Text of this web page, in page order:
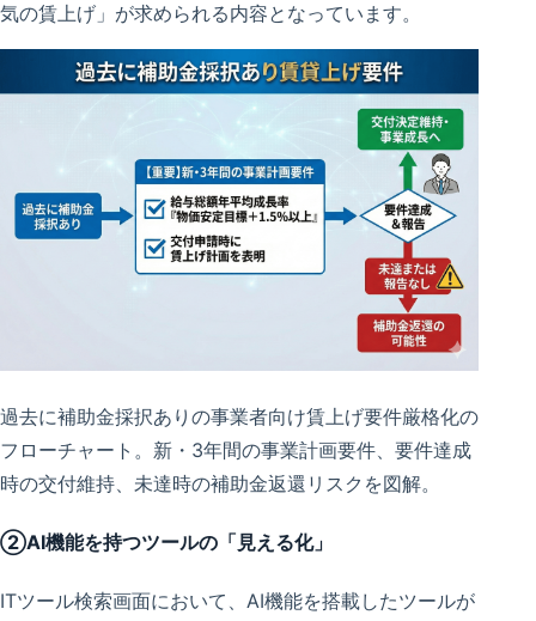
気の賃上げ」が求められる内容となっています。
過去に補助金採択ありの事業者向け賃上げ要件厳格化の
フローチャート。新・3年間の事業計画要件、要件達成
時の交付維持、未達時の補助金返還リスクを図解。
②AI機能を持つツールの「見える化」
ITツール検索画面において、AI機能を搭載したツールが